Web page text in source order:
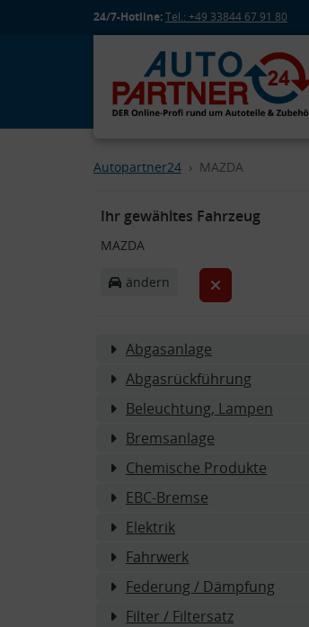
24/7-Hotline:Tel.: +49 33844 67 91 80
Autopartner24 MAZDA
Ihr gewähltes Fahrzeug
MAZDA
ändern
Abgasanlage
Abgasrückführung
Beleuchtung, Lampen
Bremsanlage
Chemische Produkte
EBC-Bremse
Elektrik
Fahrwerk
Federung / Dämpfung
Filter / Filtersatz